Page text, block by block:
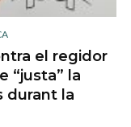
el regidor
“justa” la
durant la